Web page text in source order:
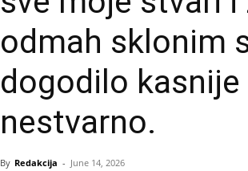
odmah sklonim
dogodilo
nestvarno.
By Redakcija - June 14, 2026